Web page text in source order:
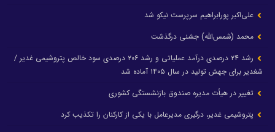
علی‌اکبر پورابراهیم سرپرست نیکو شد
محمد (شمس‌الله) جشنی درگذشت
رشد ۲۴ درصدی درآمد عملیاتی و رشد ۲۰۶ درصدی سود خالص پتروشیمی غدیر /
شغدیر برای جهش تولید در سال ۱۴۰۵ آماده شد
تغییر در هیأت مدیره صندوق بازنشستگی کشوری
پتروشیمی غدیر، درگیری مدیرعامل با یکی از کارکنان را تکذیب کرد